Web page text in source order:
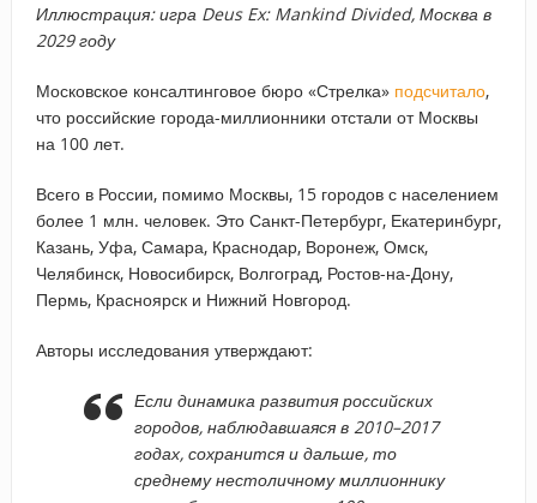
Иллюстрация: игра Deus Ex: Mankind Divided, Москва в
2029 году
Московское консалтинговое бюро «Стрелка» подсчитало,
что российские города-миллионники отстали от Москвы
на 100 лет.
Всего в России, помимо Москвы, 15 городов с населением
более 1 млн. человек. Это Санкт-Петербург, Екатеринбург,
Казань, Уфа, Самара, Краснодар, Воронеж, Омск,
Челябинск, Новосибирск, Волгоград, Ростов-на-Дону,
Пермь, Красноярск и Нижний Новгород.
Авторы исследования утверждают:
Если динамика развития российских
городов, наблюдавшаяся в 2010–2017
годах, сохранится и дальше, то
среднему нестоличному миллионнику